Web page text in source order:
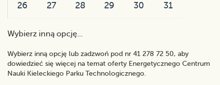
26 27 28 29 30 31
Wybierz inną opcję...
Wybierz inną opcję lub zadzwoń pod nr 41 278 72 50, aby
dowiedzieć się więcej na temat oferty Energetycznego Centrum
Nauki Kieleckiego Parku Technologicznego.